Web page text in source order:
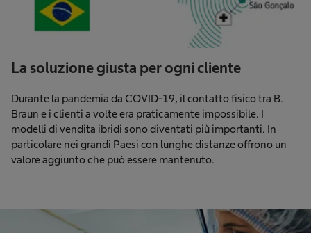
La soluzione giusta per ogni cliente
Durante la pandemia da COVID-19, il contatto fisico tra B.
Braun e i clienti a volte era praticamente impossibile. I
modelli di vendita ibridi sono diventati più importanti. In
particolare nei grandi Paesi con lunghe distanze offrono un
valore aggiunto che può essere mantenuto.